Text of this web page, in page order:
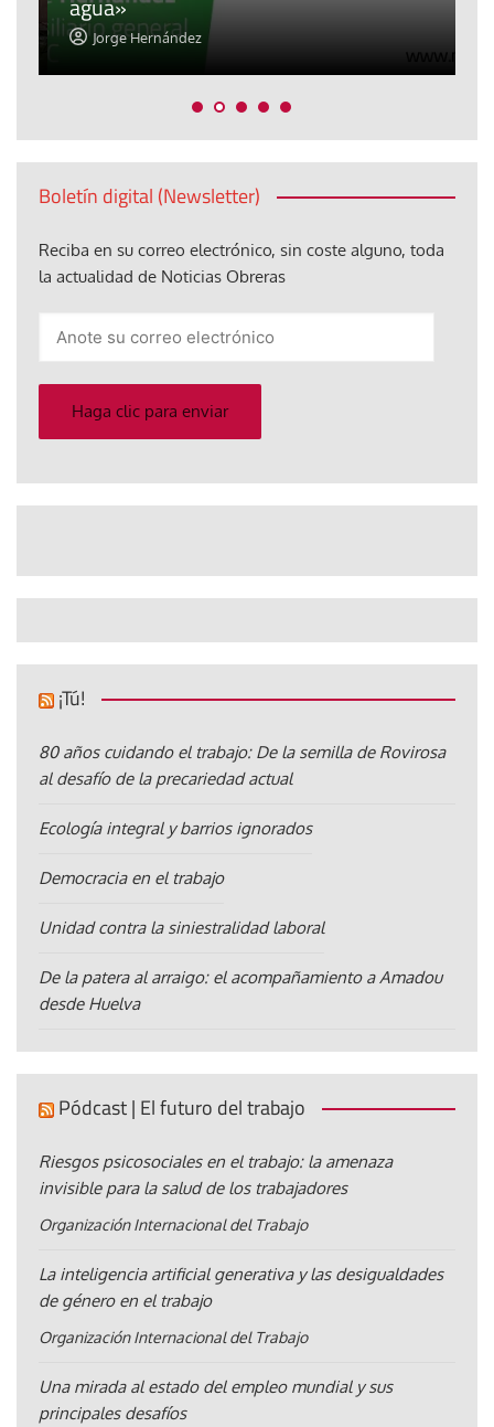
agua»
Jorge Hernández
Boletín digital (Newsletter)
Reciba en su correo electrónico, sin coste alguno, toda
la actualidad de Noticias Obreras
electrónico
Haga clic para enviar
¡Tú!
80 años cuidando el trabajo: De la semilla de Rovirosa
al desafío de la precariedad actual
Ecología integral y barrios ignorados
Democracia en el trabajo
Unidad contra la siniestralidad laboral
De la patera al arraigo: el acompañamiento a Amadou
desde Huelva
Pódcast | El futuro del trabajo
Riesgos psicosociales en el trabajo: la amenaza
invisible para la salud de los trabajadores
Organización Internacional del Trabajo
La inteligencia artificial generativa y las desigualdades
de género en el trabajo
Organización Internacional del Trabajo
Una mirada al estado del empleo mundial y sus
principales desafíos